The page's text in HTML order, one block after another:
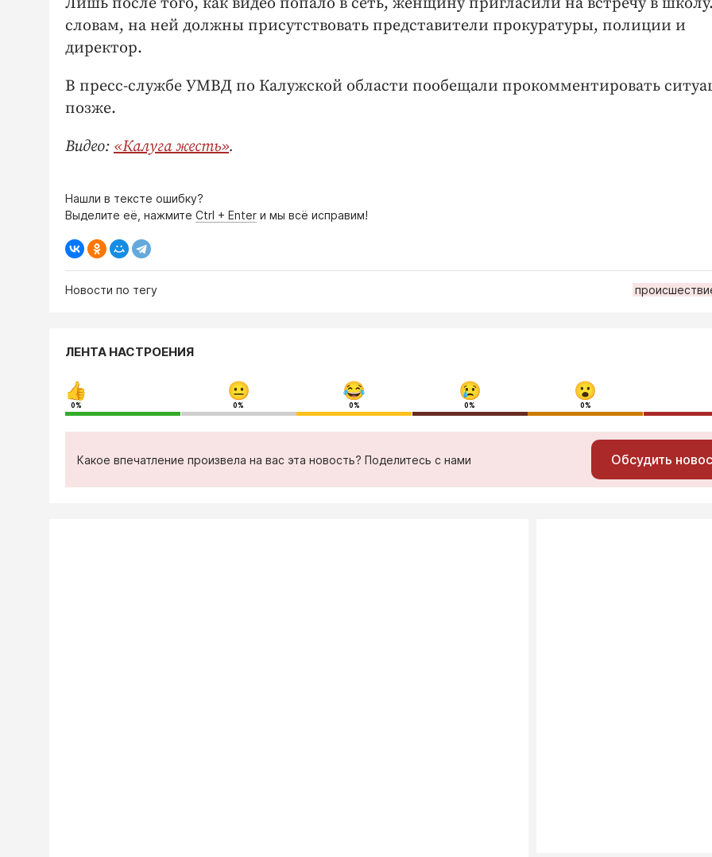
словам, на ней должны присутствовать представители прокуратуры, полиции и
директор.
В пресс-службе УМВД по Калужской области пообещали прокомментировать
позже.
Видео: «Калуга жесть».
Нашли в тексте ошибку?
Выделите её, нажмите Ctrl + Enter и мы всё исправим!
Новости по тегу
ЛЕНТА НАСТРОЕНИЯ
0% 0% 0% 0% 0%
Какое впечатление произвела на вас эта новость? Поделитесь с нами Обсудить